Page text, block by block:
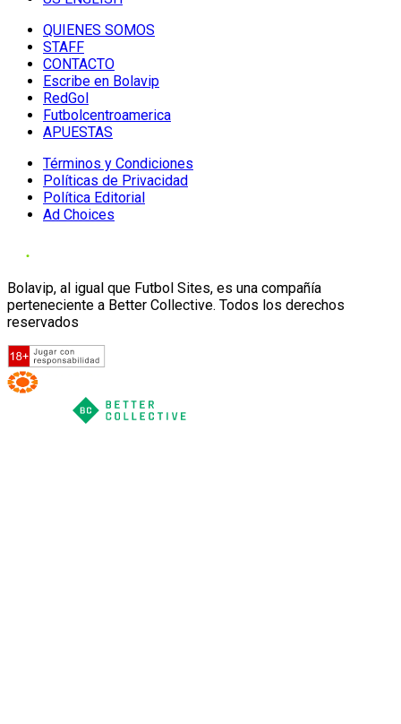
QUIENES SOMOS
STAFF
CONTACTO
Escribe en Bolavip
RedGol
Futbolcentroamerica
APUESTAS
Términos y Condiciones
Políticas de Privacidad
Política Editorial
Ad Choices
Bolavip, al igual que Futbol Sites, es una compañía
perteneciente a Better Collective. Todos los derechos
reservados